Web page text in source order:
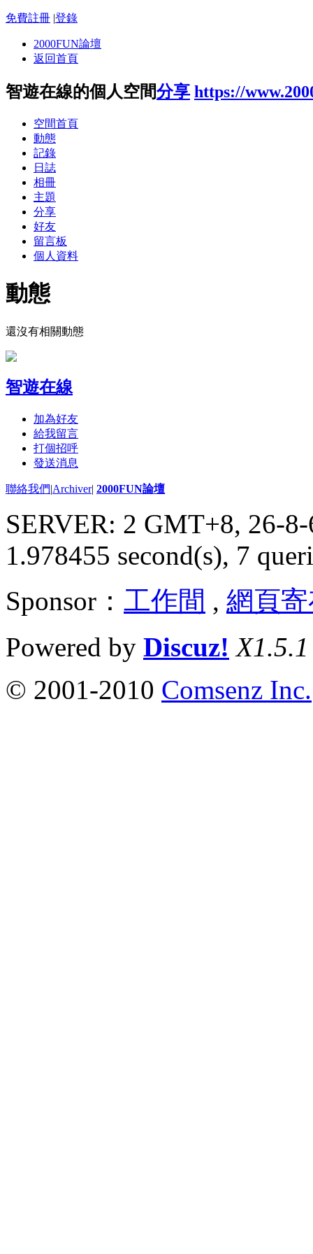
免費註冊 |登錄
2000FUN論壇
返回首頁
智遊在線的個人空間分享 https://
空間首頁
動態
記錄
日誌
相冊
主題
分享
好友
留言板
個人資料
動態
還沒有相關動態
智遊在線
加為好友
給我留言
打個招呼
發送消息
聯絡我們|Archiver| 2000FUN論壇
SERVER: 2 GMT+8, 26-
1.978455 second(s), 7
Sponsor： 工作間 , 網頁
Powered by Discuz! X1.5.1
© 2001-2010 Comsenz Inc.